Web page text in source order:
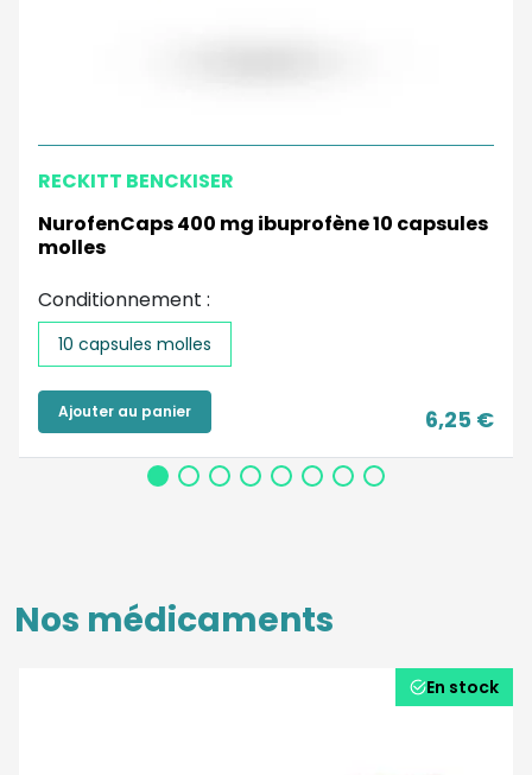
RECKITT BENCKISER
NurofenCaps 400 mg ibuprofène 10 capsules
molles
Conditionnement :
10 capsules molles
Ajouter au panier 6,25 €
Nos médicaments
En stock